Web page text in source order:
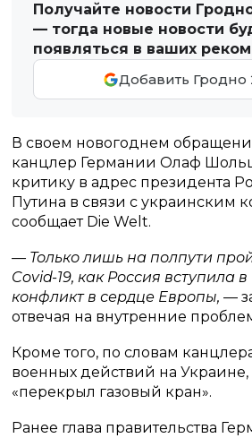
Получайте новости
— тогда новые новости
появляться в ваших
Добавить Гродно
В своем новогоднем
канцлер Германии Олаф
критику в адрес президента
Путина в связи с украинским
сообщает Die Welt.
— Только лишь на полпути
Covid-19, как Россия вступила
конфликт в сердце Европы, —
отвечая на внутренние
Кроме того, по словам
военных действий на
«перекрыл газовый кран».
Ранее глава правительства